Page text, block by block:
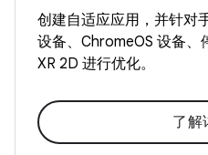
创建自适应应用，并针对
设备、ChromeOS 设备、
XR 2D 进行优化。
了解